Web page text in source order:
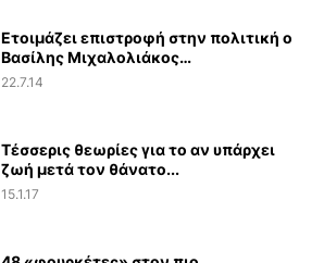
Ετοιμάζει επιστροφή στην πολιτική ο
Βασίλης Μιχαλολιάκος…
22.7.14
Τέσσερις θεωρίες για το αν υπάρχει
ζωή μετά τον θάνατο...
15.1.17